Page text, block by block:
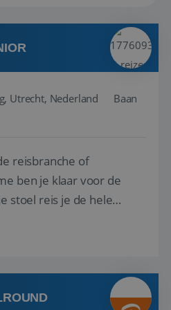
Utrecht, Nederland
Baan
reisbranche of
ben je klaar voor de
stoel reis je de hele
klant en wat er in de
die droomreis te